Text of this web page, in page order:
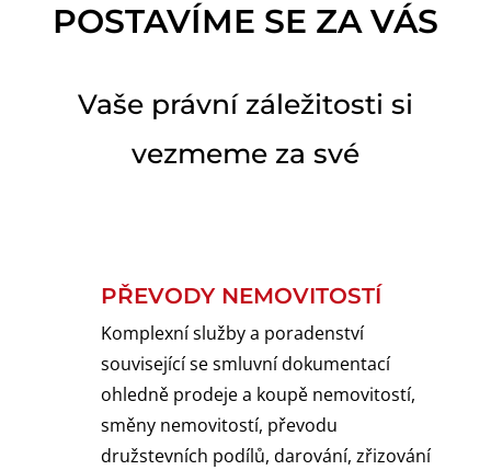
POSTAVÍME SE ZA VÁS
Vaše právní záležitosti si
vezmeme za své
PŘEVODY NEMOVITOSTÍ
Komplexní služby a poradenství
související se smluvní dokumentací
ohledně prodeje a koupě nemovitostí,
směny nemovitostí, převodu
družstevních podílů, darování, zřizování